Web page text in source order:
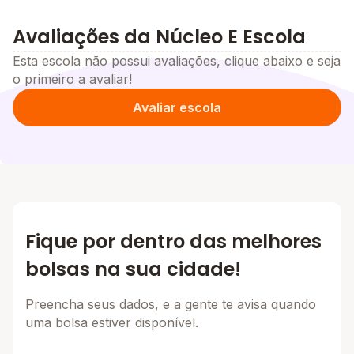
Avaliações da Núcleo E Escola
Esta escola não possui avaliações, clique abaixo e seja
o primeiro a avaliar!
Avaliar escola
Fique por dentro das melhores
bolsas na sua cidade!
Preencha seus dados, e a gente te avisa quando
uma bolsa estiver disponível.